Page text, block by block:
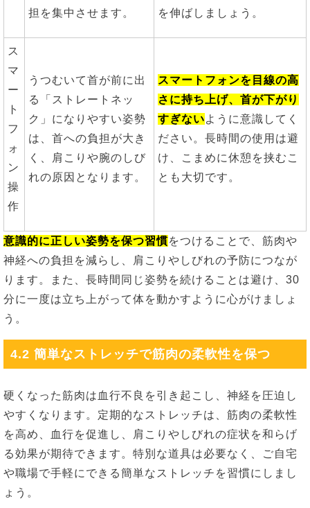
担を集中させます。
を伸ばしましょう。
ス
マ
ー
ト
フ
ォ
ン
操
作
うつむいて首が前に出
る「ストレートネッ
ク」になりやすい姿勢
は、首への負担が大き
く、肩こりや腕のしび
れの原因となります。
スマートフォンを目線の高
さに持ち上げ、首が下がり
すぎないように意識してく
ださい。長時間の使用は避
け、こまめに休憩を挟むこ
とも大切です。
意識的に正しい姿勢を保つ習慣をつけることで、筋肉や
神経への負担を減らし、肩こりやしびれの予防につなが
ります。また、長時間同じ姿勢を続けることは避け、30
分に一度は立ち上がって体を動かすように心がけましょ
う。
4.2 簡単なストレッチで筋肉の柔軟性を保つ
硬くなった筋肉は血行不良を引き起こし、神経を圧迫し
やすくなります。定期的なストレッチは、筋肉の柔軟性
を高め、血行を促進し、肩こりやしびれの症状を和らげ
る効果が期待できます。特別な道具は必要なく、ご自宅
や職場で手軽にできる簡単なストレッチを習慣にしまし
ょう。